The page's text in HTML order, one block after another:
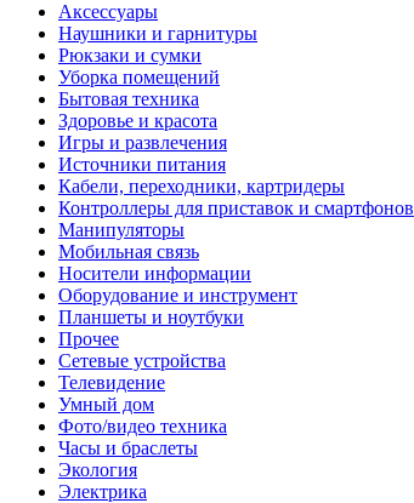
Аксессуары
Наушники и гарнитуры
Рюкзаки и сумки
Уборка помещений
Бытовая техника
Здоровье и красота
Игры и развлечения
Источники питания
Кабели, переходники, картридеры
Контроллеры для приставок и смартфонов
Манипуляторы
Мобильная связь
Носители информации
Оборудование и инструмент
Планшеты и ноутбуки
Прочее
Сетевые устройства
Телевидение
Умный дом
Фото/видео техника
Часы и браслеты
Экология
Электрика